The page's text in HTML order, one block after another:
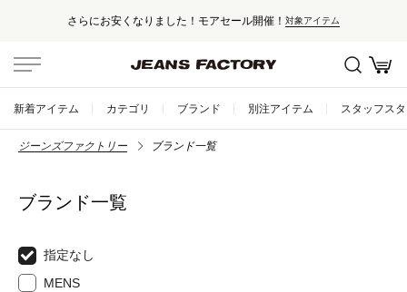
さらにお安くなりました！モアセール開催！ 対象アイテム
新着アイテム カテゴリ ブランド 別注アイテム スタッフス
ジーンズファクトリー ブランド一覧
ブランド一覧
指定なし
MENS